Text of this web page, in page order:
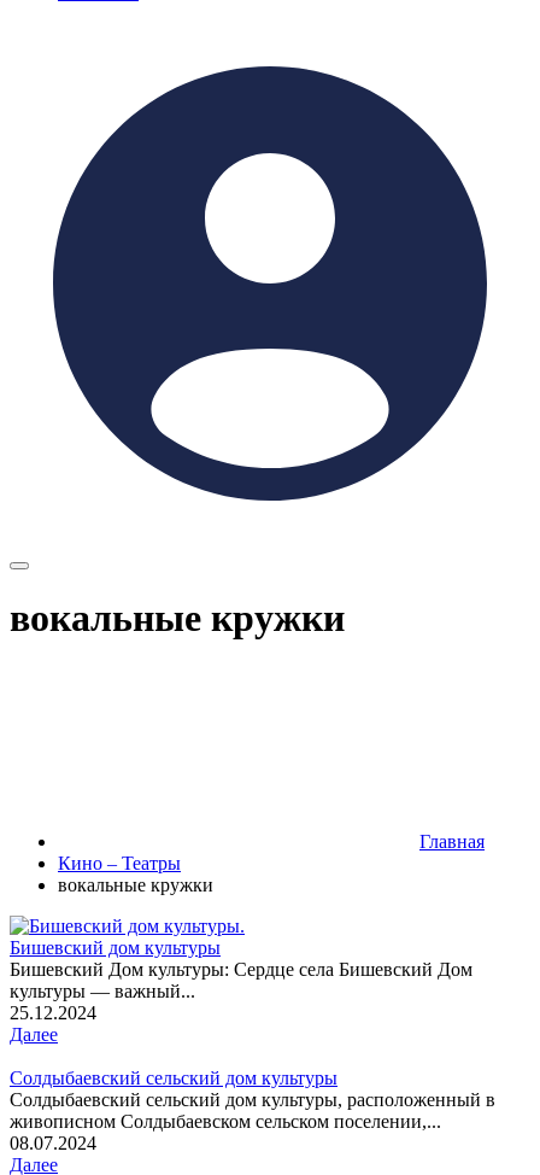
вокальные кружки
Главная
Кино – Театры
вокальные кружки
Бишевский дом культуры
Бишевский Дом культуры: Сердце села Бишевский Дом
культуры — важный...
25.12.2024
Далее
Солдыбаевский сельский дом культуры
Солдыбаевский сельский дом культуры, расположенный в
живописном Солдыбаевском сельском поселении,...
08.07.2024
Далее